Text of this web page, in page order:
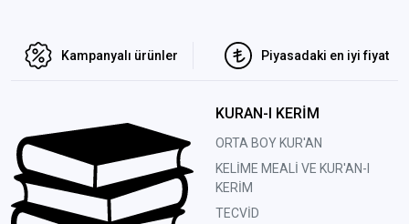
Kampanyalı ürünler Piyasadaki en iyi fiyat
KURAN-I KERİM
ORTA BOY KUR'AN
KELİME MEALİ VE KUR'AN-I
KERİM
TECVİD